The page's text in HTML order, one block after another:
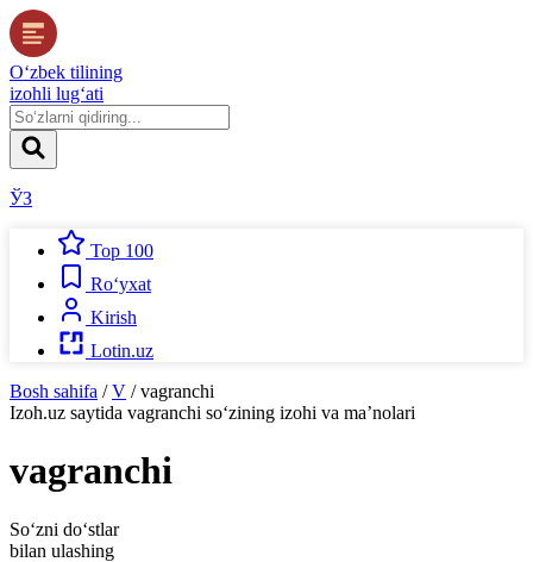
O‘zbek tilining
izohli lug‘ati
ЎЗ
Top 100
Ro‘yxat
Kirish
Lotin.uz
Bosh sahifa / V / vagranchi
Izoh.uz saytida vagranchi so‘zining izohi va ma’nolari
vagranchi
So‘zni do‘stlar
bilan ulashing